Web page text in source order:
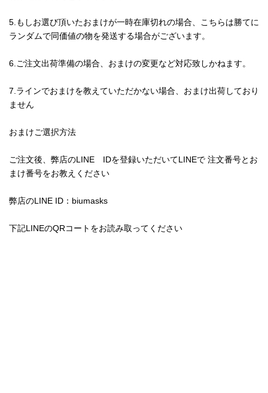
5.もしお選び頂いたおまけが一時在庫切れの場合、こちらは勝てに
ランダムで同価値の物を発送する場合がございます。
6.ご注文出荷準備の場合、おまけの変更など対応致しかねます。
7.ラインでおまけを教えていただかない場合、おまけ出荷しており
ません
おまけご選択方法
ご注文後、弊店のLINE IDを登録いただいてLINEで 注文番号とお
まけ番号をお教えください
弊店のLINE ID：biumasks
下記LINEのQRコートをお読み取ってください